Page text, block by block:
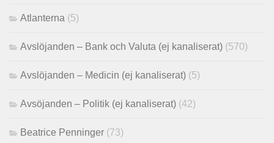
Atlanterna (5)
Avslöjanden – Bank och Valuta (ej kanaliserat) (570)
Avslöjanden – Medicin (ej kanaliserat) (5)
Avsöjanden – Politik (ej kanaliserat) (42)
Beatrice Penninger (73)